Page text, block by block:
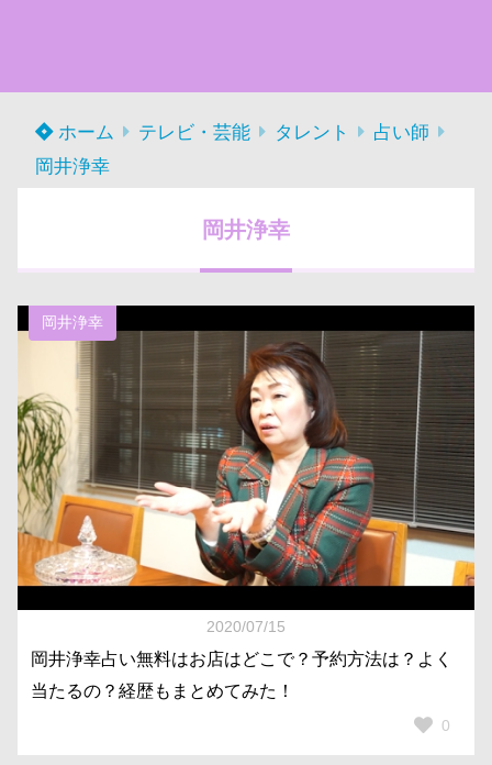
ホーム テレビ・芸能 タレント
占い師
岡井浄幸
岡井浄幸
岡井浄幸
2020/07/15
岡井浄幸占い無料はお店はどこで？予約方法は？よく
当たるの？経歴もまとめてみた！
0